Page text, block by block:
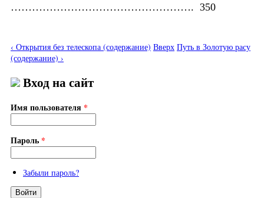
……………………………………………. 350
‹ Открытия без телескопа (содержание) Вверх Путь в Золотую расу
(содержание) ›
Вход на сайт
Имя пользователя *
Пароль *
Забыли пароль?